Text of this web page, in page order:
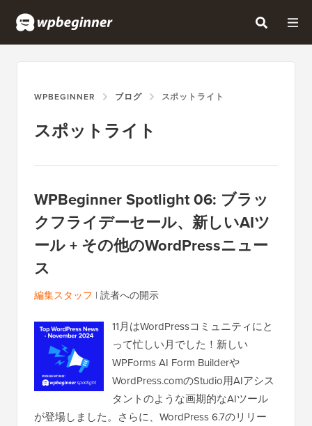
WPBEGINNER ブログ スポットライト
スポットライト
WPBeginner Spotlight 06: ブラッ
クフライデーセール、新しいAIツ
ール + その他のWordPressニュー
ス
編集スタッフ | 読者への開示
11月はWordPressコミュニティにと
って忙しい月でした！新しい
WPForms AI Form Builderや
WordPress.comのStudio用AIアシス
タントのような画期的なAIツール
が登場しました。さらに、WordPress 6.7のリリー